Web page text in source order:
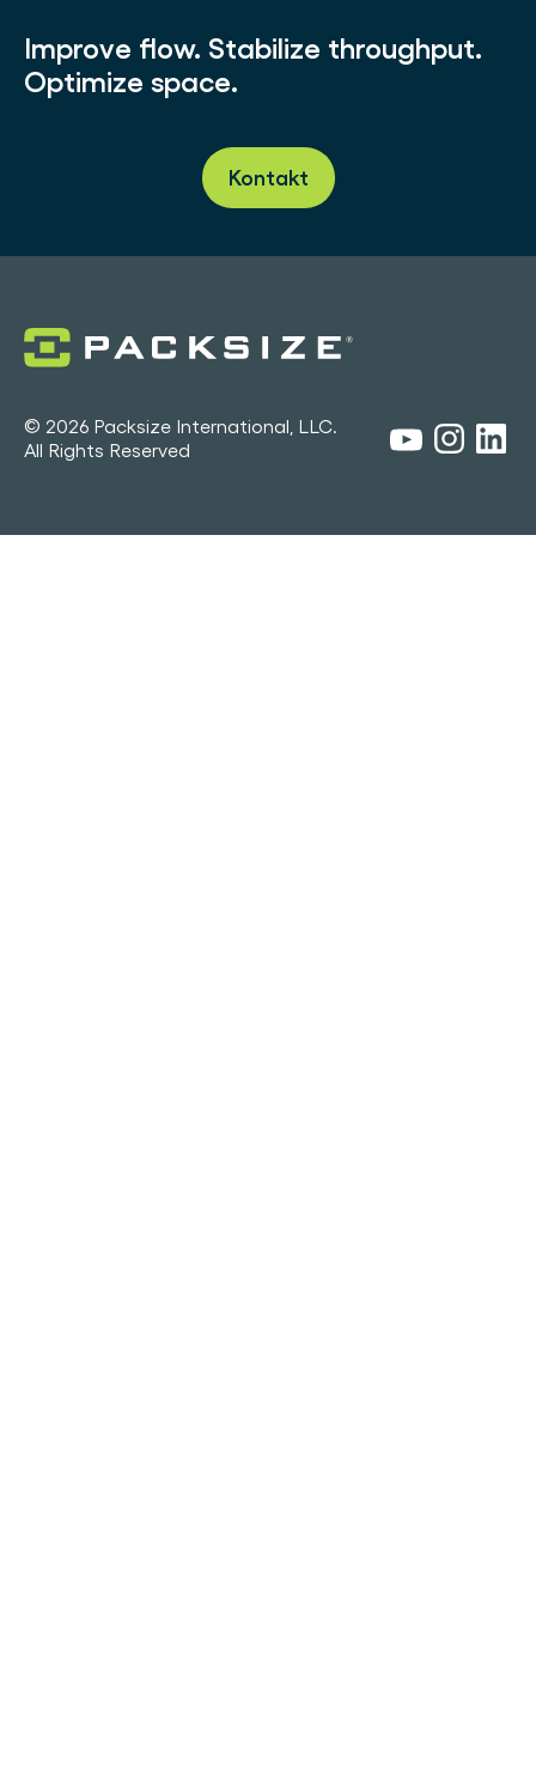
Improve flow. Stabilize throughput.
Optimize space.
Kontakt
© 2026 Packsize International, LLC.
All Rights Reserved